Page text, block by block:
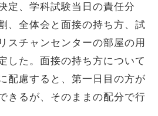
定、学科試験当日の責任分
、全体会と面接の持ち方、試
スチャンセンターの部屋の用
した。面接の持ち方について
配慮すると、第一日目の方が
きるが、そのままの配分で行